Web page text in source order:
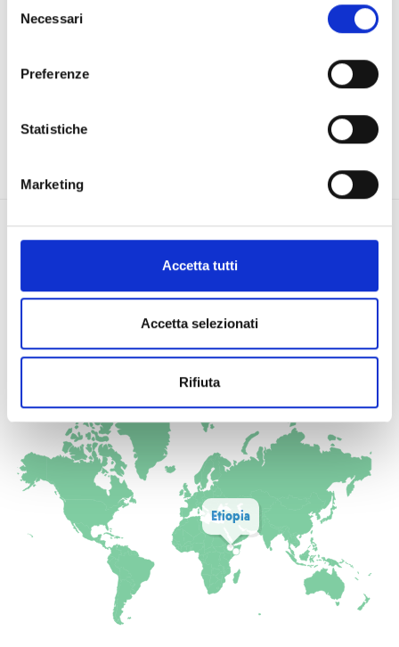
delNecessari
Preferenze
Statistiche
Marketing
Accetta tutti
Accetta selezionati
Rifiuta
dall’uso di tali risorse nascono tra diversi clan e
DOVE OPERIAMO PER QUESTO PROGETTO